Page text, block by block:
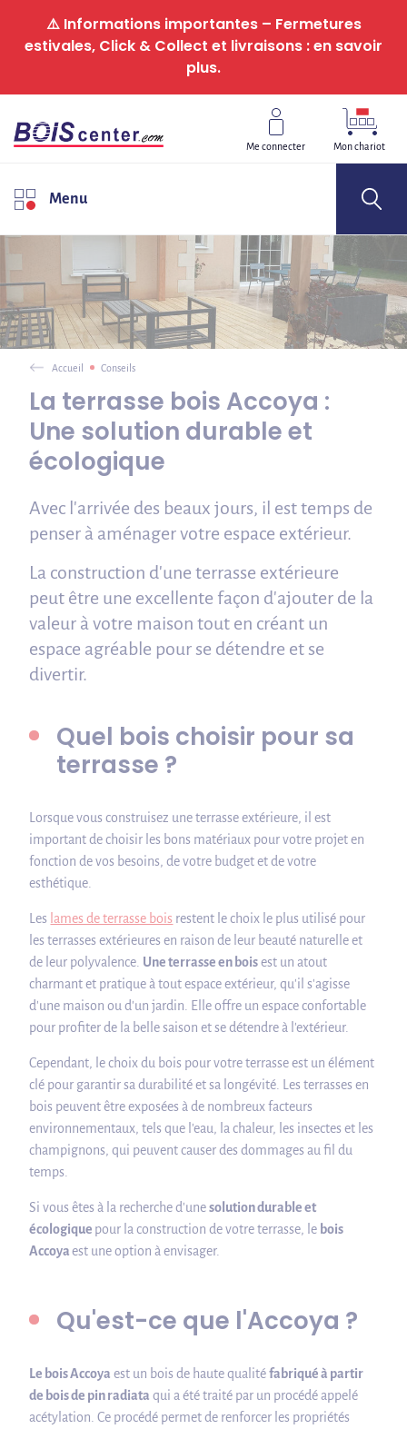
⚠️ Informations importantes – Fermetures
estivales, Click & Collect et livraisons : en savoir
plus.
Me connecter Mon chariot
Menu
Accueil Conseils
La terrasse bois Accoya :
Une solution durable et
écologique
Avec l'arrivée des beaux jours, il est temps de
penser à aménager votre espace extérieur.
La construction d'une terrasse extérieure
peut être une excellente façon d'ajouter de la
valeur à votre maison tout en créant un
espace agréable pour se détendre et se
divertir.
Quel bois choisir pour sa
terrasse ?
Lorsque vous construisez une terrasse extérieure, il est
important de choisir les bons matériaux pour votre projet en
fonction de vos besoins, de votre budget et de votre
esthétique.
Les lames de terrasse bois restent le choix le plus utilisé pour
les terrasses extérieures en raison de leur beauté naturelle et
de leur polyvalence. Une terrasse en boisest un atout
charmant et pratique à tout espace extérieur, qu'il s'agisse
d'une maison ou d'un jardin. Elle offre un espace confortable
pour profiter de la belle saison et se détendre à l'extérieur.
Cependant, le choix du bois pour votre terrasse est un élément
clé pour garantir sa durabilité et sa longévité. Les terrasses en
bois peuvent être exposées à de nombreux facteurs
environnementaux, tels que l'eau, la chaleur, les insectes et les
champignons, qui peuvent causer des dommages au fil du
temps.
Si vous êtes à la recherche d'unesolution durable et
écologique pour la construction de votre terrasse, le bois
Accoyaest une option à envisager.
Qu'est-ce que l'Accoya ?
Le bois Accoya est un bois de haute qualitéfabriqué à partir
de bois de pin radiata qui a été traité par un procédé appelé
acétylation. Ce procédé permet de renforcer les propriétés